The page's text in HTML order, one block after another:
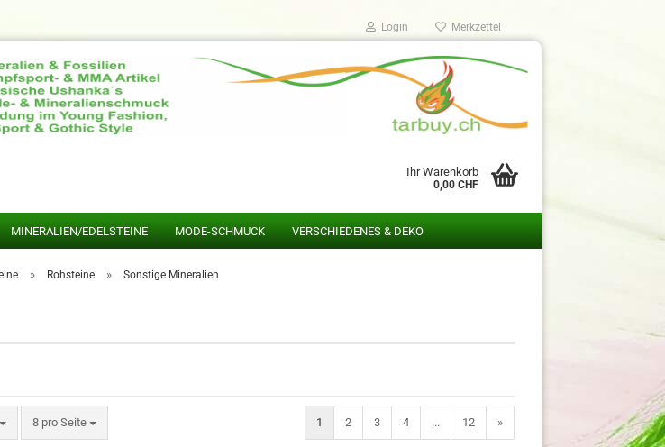
Login Merkzettel
Ihr Warenkorb
0,00 CHF
MINERALIEN/EDELSTEINE MODE-SCHMUCK VERSCHIEDENES & DEKO
» Rohsteine » Sonstige Mineralien
8 pro Seite
pro Seite 1 2 3 4 ... 12 »